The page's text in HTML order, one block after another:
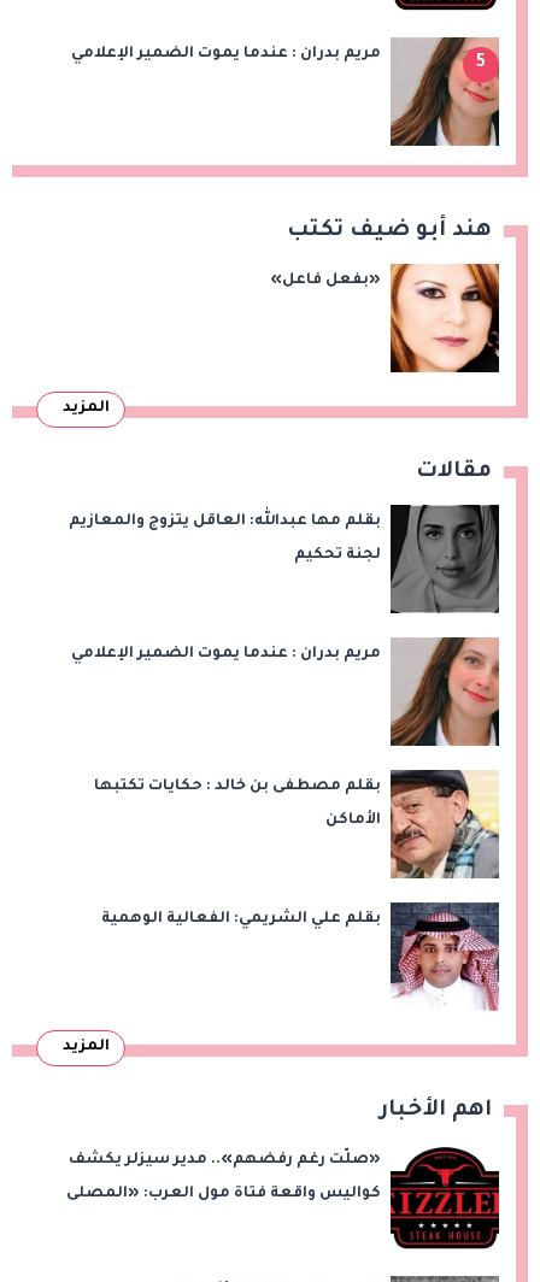
5
مريم بدران : عندما يموت الضمير الإعلامي
هند أبو ضيف تكتب
«بفعل فاعل»
المزيد
مقالات
بقلم مها عبدالله: العاقل يتزوج والمعازيم
لجنة تحكيم
مريم بدران : عندما يموت الضمير الإعلامي
بقلم مصطفى بن خالد : حكايات تكتبها
الأماكن
بقلم علي الشريمي: الفعالية الوهمية
المزيد
اهم الأخبار
«صلّت رغم رفضهم».. مدير سيزلر يكشف
كواليس واقعة فتاة مول العرب: «المصلى